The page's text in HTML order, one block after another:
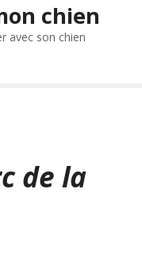
chien
avec son chien
de la